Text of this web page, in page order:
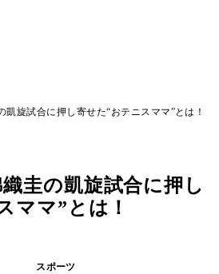
凱旋試合に押し寄せた“おテニスママ”とは！
圭の凱旋試合に押し
ママ”とは！
スポーツ